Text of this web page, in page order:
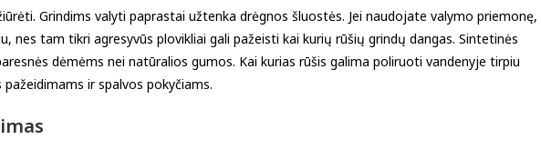
Grindims valyti paprastai užtenka drėgnos šluostės. Jei naudojate valymo priemonę,
tam tikri agresyvūs plovikliai gali pažeisti kai kurių rūšių grindų dangas. Sintetinės
dėmėms nei natūralios gumos. Kai kurias rūšis galima poliruoti vandenyje tirpiu
ir spalvos pokyčiams.